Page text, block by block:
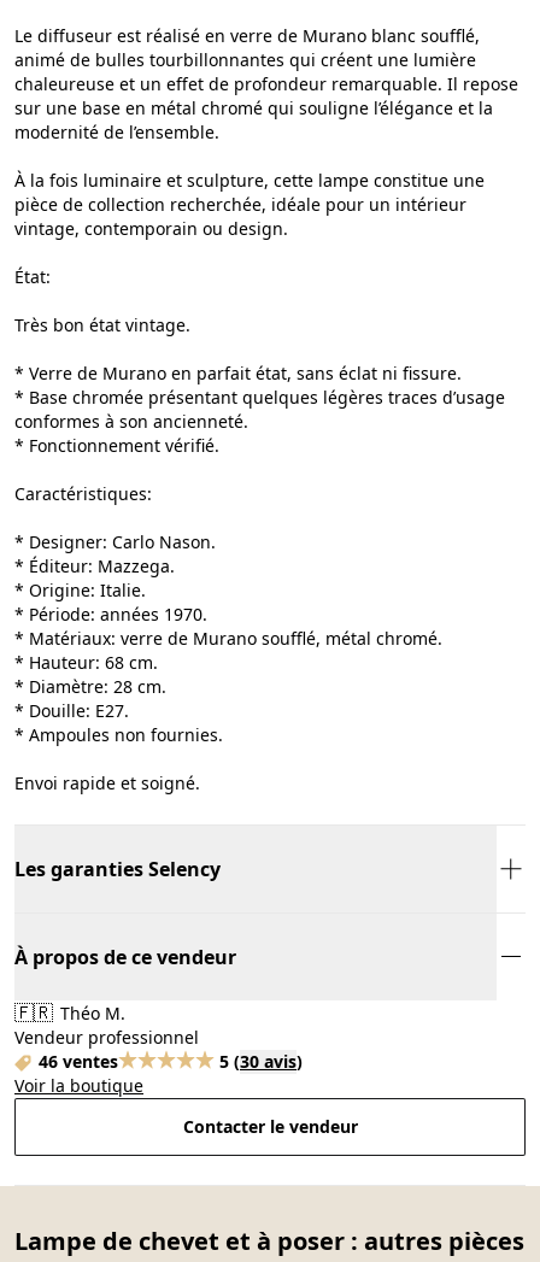
Le diffuseur est réalisé en verre de Murano blanc soufflé,
animé de bulles tourbillonnantes qui créent une lumière
chaleureuse et un effet de profondeur remarquable. Il repose
sur une base en métal chromé qui souligne l’élégance et la
modernité de l’ensemble.
À la fois luminaire et sculpture, cette lampe constitue une
pièce de collection recherchée, idéale pour un intérieur
vintage, contemporain ou design.
État:
Très bon état vintage.
* Verre de Murano en parfait état, sans éclat ni fissure.
* Base chromée présentant quelques légères traces d’usage
conformes à son ancienneté.
* Fonctionnement vérifié.
Caractéristiques:
* Designer: Carlo Nason.
* Éditeur: Mazzega.
* Origine: Italie.
* Période: années 1970.
* Matériaux: verre de Murano soufflé, métal chromé.
* Hauteur: 68 cm.
* Diamètre: 28 cm.
* Douille: E27.
* Ampoules non fournies.
Envoi rapide et soigné.
Les garanties Selency
À propos de ce vendeur
🇫🇷 Théo M.
Vendeur professionnel
46 ventes
5 (30 avis)
Voir la boutique
Contacter le vendeur
Lampe de chevet et à poser : autres pièces